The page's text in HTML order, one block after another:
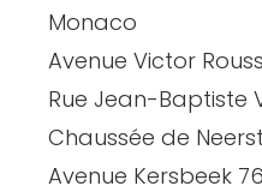
Monaco
Avenue Victor
Rue Jean-Baptiste
Chaussée de
Avenue Kersbeek 76